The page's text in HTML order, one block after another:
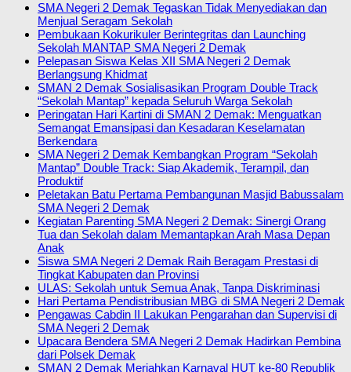
SMA Negeri 2 Demak Tegaskan Tidak Menyediakan dan
Menjual Seragam Sekolah
Pembukaan Kokurikuler Berintegritas dan Launching
Sekolah MANTAP SMA Negeri 2 Demak
Pelepasan Siswa Kelas XII SMA Negeri 2 Demak
Berlangsung Khidmat
SMAN 2 Demak Sosialisasikan Program Double Track
“Sekolah Mantap” kepada Seluruh Warga Sekolah
Peringatan Hari Kartini di SMAN 2 Demak: Menguatkan
Semangat Emansipasi dan Kesadaran Keselamatan
Berkendara
SMA Negeri 2 Demak Kembangkan Program “Sekolah
Mantap” Double Track: Siap Akademik, Terampil, dan
Produktif
Peletakan Batu Pertama Pembangunan Masjid Babussalam
SMA Negeri 2 Demak
Kegiatan Parenting SMA Negeri 2 Demak: Sinergi Orang
Tua dan Sekolah dalam Memantapkan Arah Masa Depan
Anak
Siswa SMA Negeri 2 Demak Raih Beragam Prestasi di
Tingkat Kabupaten dan Provinsi
ULAS: Sekolah untuk Semua Anak, Tanpa Diskriminasi
Hari Pertama Pendistribusian MBG di SMA Negeri 2 Demak
Pengawas Cabdin II Lakukan Pengarahan dan Supervisi di
SMA Negeri 2 Demak
Upacara Bendera SMA Negeri 2 Demak Hadirkan Pembina
dari Polsek Demak
SMAN 2 Demak Meriahkan Karnaval HUT ke-80 Republik